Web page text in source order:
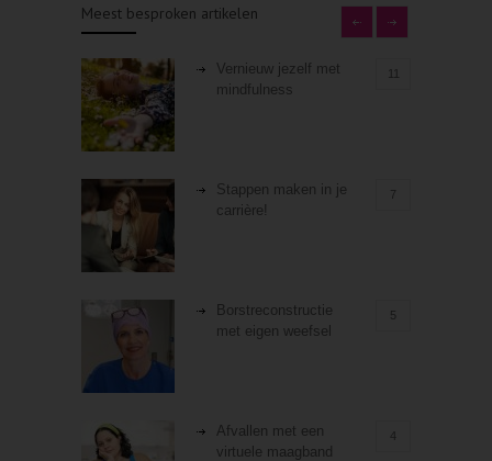
Meest besproken artikelen
Vernieuw jezelf met
mindfulness
Stappen maken in je
carrière!
7
Borstreconstructie
met eigen weefsel
5
Afvallen met een
virtuele maagband
4